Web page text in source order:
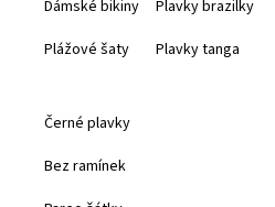
Dámské bikiny
Plážové šaty
Plavky brazilky
Plavky tanga
Černé plavky
Bez ramínek